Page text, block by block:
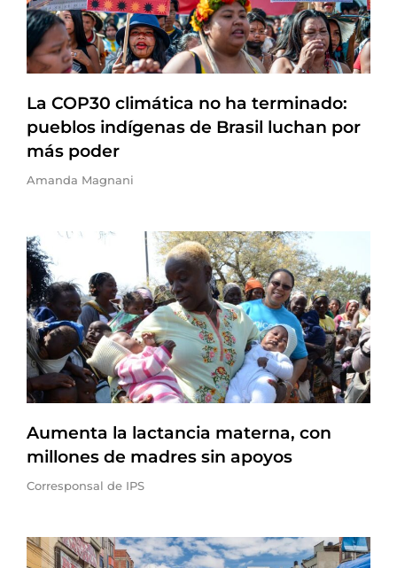
La COP30 climática no ha terminado:
pueblos indígenas de Brasil luchan por
más poder
Amanda Magnani
Aumenta la lactancia materna, con
millones de madres sin apoyos
Corresponsal de IPS